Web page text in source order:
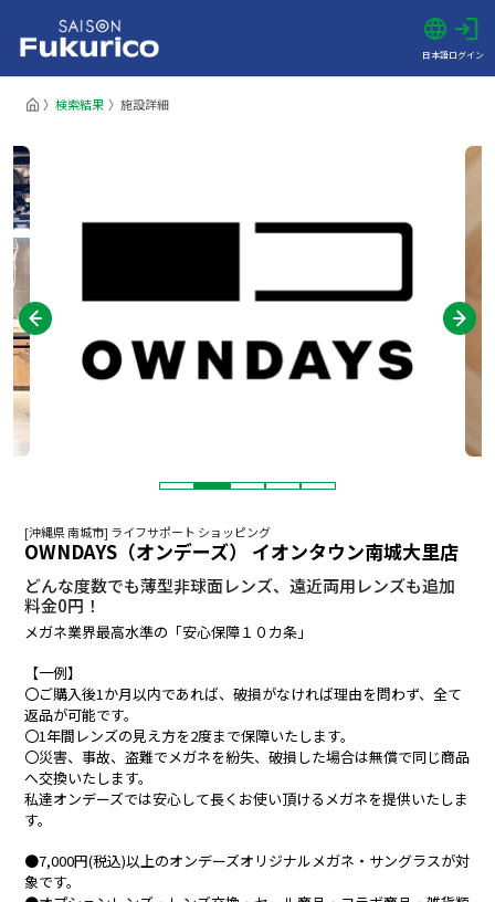
日本語ログイン
検索結果 施設詳細
[沖縄県 南城市] ライフサポート ショッピング
OWNDAYS（オンデーズ） イオンタウン南城大里店
どんな度数でも薄型非球面レンズ、遠近両用レンズも追加
料金0円！
メガネ業界最高水準の「安心保障１０カ条」
【一例】
〇ご購入後1か月以内であれば、破損がなければ理由を問わず、全て
返品が可能です。
〇1年間レンズの見え方を2度まで保障いたします。
〇災害、事故、盗難でメガネを紛失、破損した場合は無償で同じ商品
へ交換いたします。
私達オンデーズでは安心して長くお使い頂けるメガネを提供いたしま
す。
●7,000円(税込)以上のオンデーズオリジナルメガネ・サングラスが対
象です。